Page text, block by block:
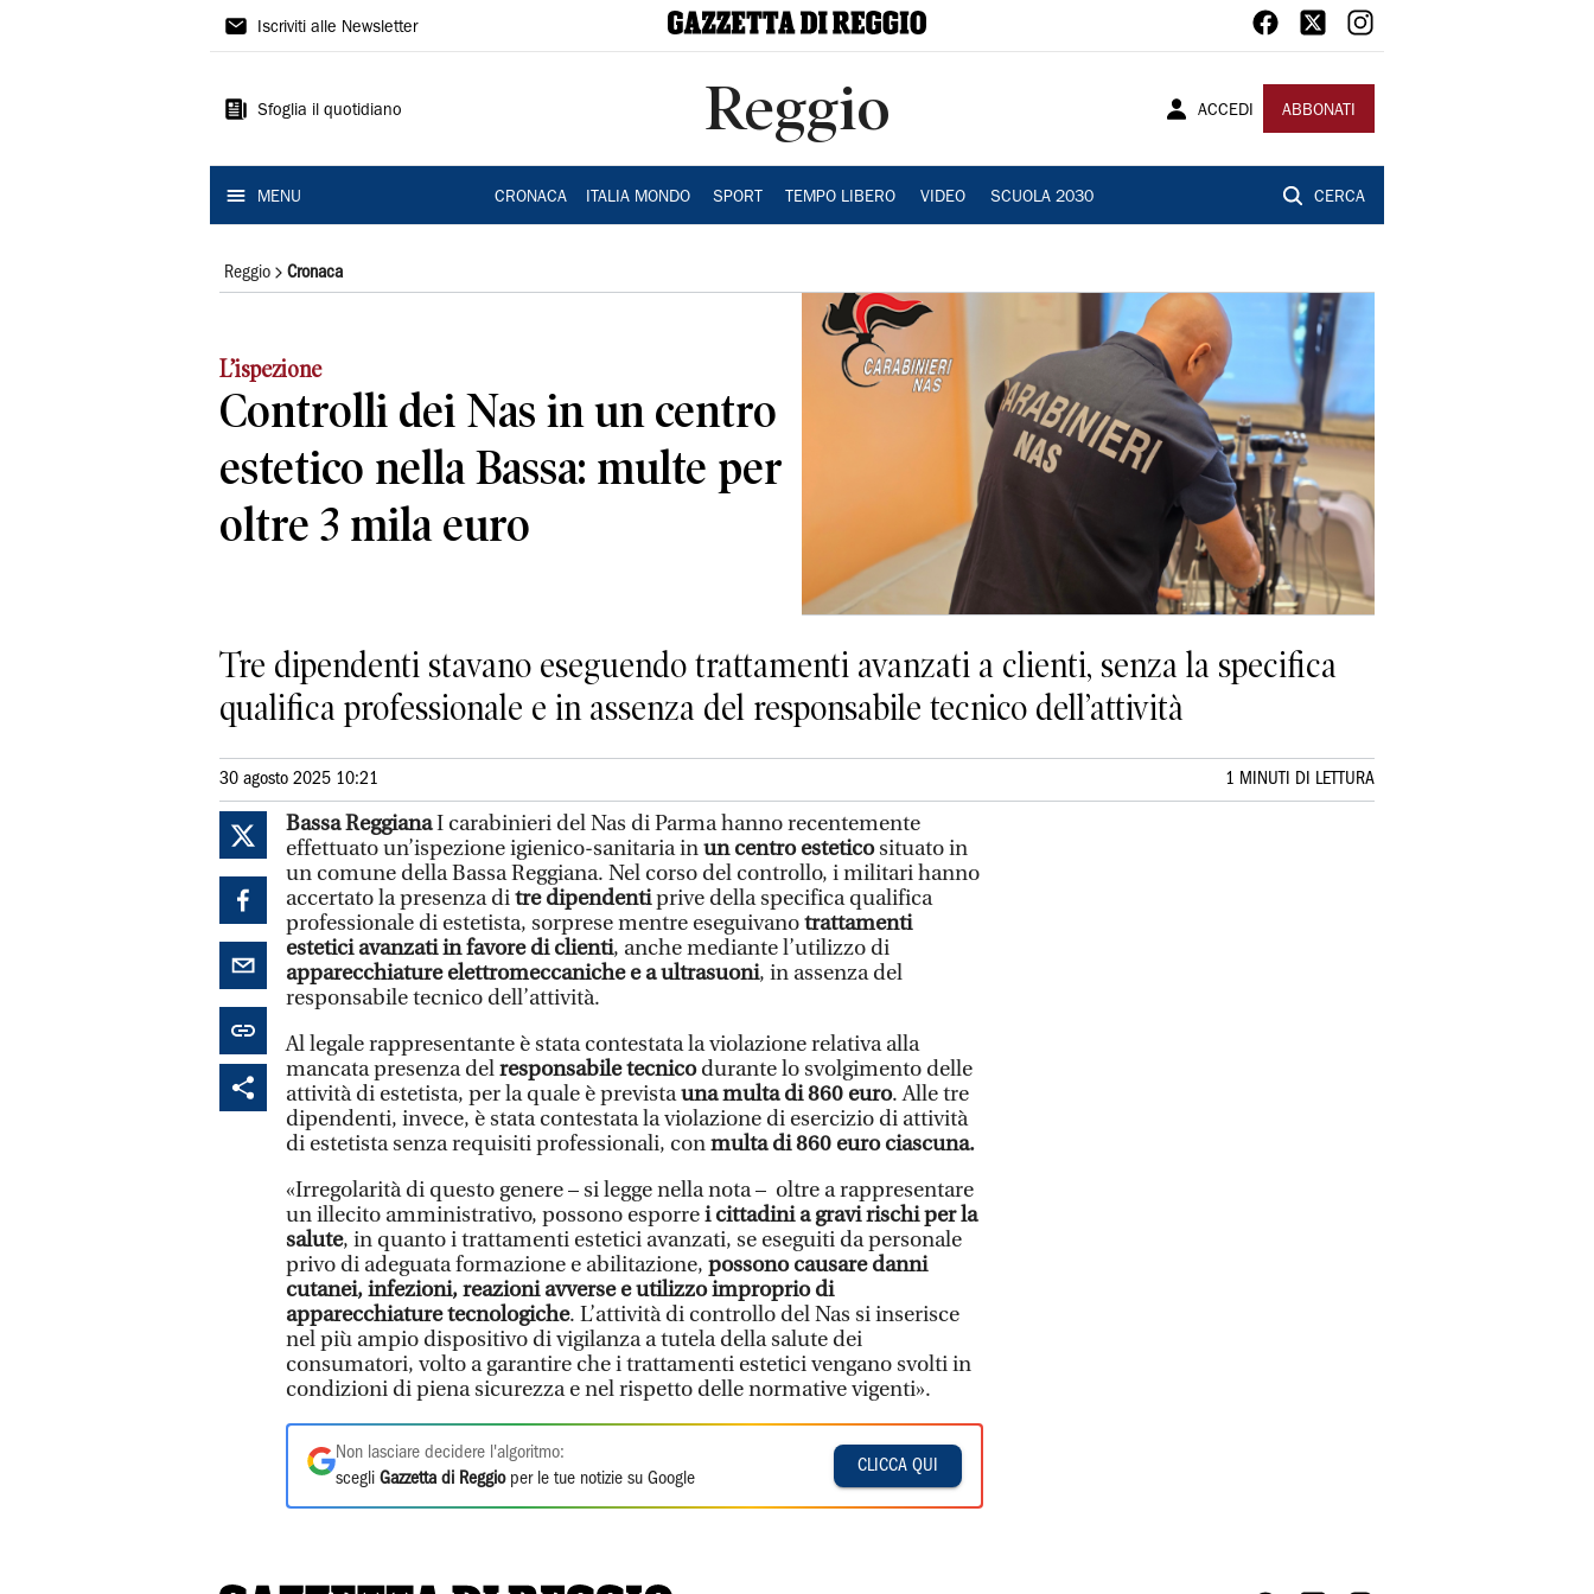
Gazzetta
Reggio
Iscriviti alle Newsletter
Sfoglia il quotidiano Reggio ACCEDI ABBONATI
MENU CRONACA ITALIA MONDO SPORT TEMPO LIBERO VIDEO SCUOLA 2030 CERCA
Reggio Cronaca
L’ispezione
Controlli dei Nas in un centro
estetico nella Bassa: multe per
oltre 3 mila euro
Tre dipendenti stavano eseguendo trattamenti avanzati a clienti, senza la specifica
qualifica professionale e in assenza del responsabile tecnico dell’attività
30 agosto 2025 10:21 1 MINUTI DI LETTURA
Bassa ReggianaI carabinieri del Nas di Parma hanno recentemente
effettuato un’ispezione igienico-sanitaria inun centro esteticosituato in
un comune della Bassa Reggiana. Nel corso del controllo, i militari hanno
accertato la presenza ditre dipendentiprive della specifica qualifica
professionale di estetista, sorprese mentre eseguivanotrattamenti
estetici avanzati in favore di clienti, anche mediante l’utilizzo di
apparecchiature elettromeccaniche e a ultrasuoni, in assenza del
responsabile tecnico dell’attività.
Al legale rappresentante è stata contestata la violazione relativa alla
mancata presenza delresponsabile tecnicodurante lo svolgimento delle
attività di estetista, per la quale è previstauna multa di 860 euro. Alle tre
dipendenti, invece, è stata contestata la violazione di esercizio di attività
di estetista senza requisiti professionali, conmulta di 860 euro ciascuna.
«Irregolarità di questo genere – si legge nella nota – oltre a rappresentare
un illecito amministrativo, possono esporrei cittadini a gravi rischi per la
salute, in quanto i trattamenti estetici avanzati, se eseguiti da personale
privo di adeguata formazione e abilitazione, possono causare danni
cutanei, infezioni, reazioni avverse e utilizzo improprio di
apparecchiature tecnologiche. L’attività di controllo del Nas si inserisce
nel più ampio dispositivo di vigilanza a tutela della salute dei
consumatori, volto a garantire che i trattamenti estetici vengano svolti in
condizioni di piena sicurezza e nel rispetto delle normative vigenti».
Non lasciare decidere l'algoritmo:
scegli Gazzetta di Reggioper le tue notizie su Google
CLICCA QUI